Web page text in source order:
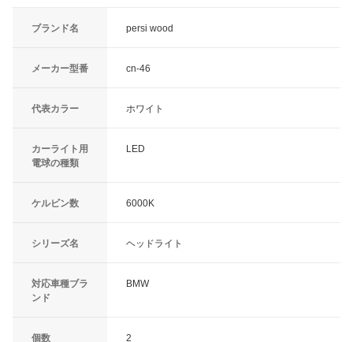
ブランド名 persi wood
メーカー型番 cn-46
代表カラー ホワイト
カーライト用
電球の種類
LED
ケルビン数 6000K
シリーズ名 ヘッドライト
対応車種ブラ
ンド
BMW
個数 2